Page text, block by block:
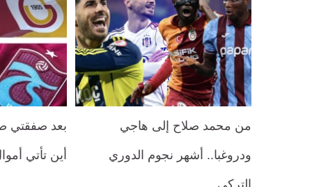
من محمد صلاح إلى هاجي
ودروغبا.. أشهر نجوم الدوري
بعد صفقتي
أين تأتي